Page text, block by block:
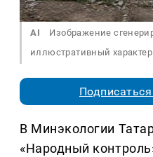
AI
Изображение
иллюстративный характер
В Минэкологии
«Народный